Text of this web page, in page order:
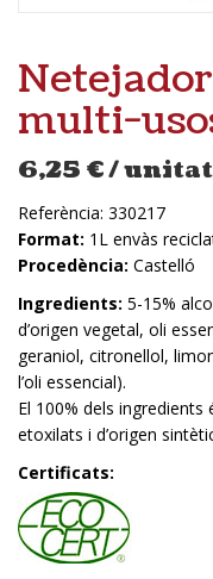
multi-
6,25 €/ unitat
Referència: 330217
Format: 1L envàs
Procedència: Castelló
Ingredients: 5-15%
d’origen vegetal, oli
geraniol, citronellol,
l’oli essencial).
El 100% dels ingredients
etoxilats i d’origen
Certificats: